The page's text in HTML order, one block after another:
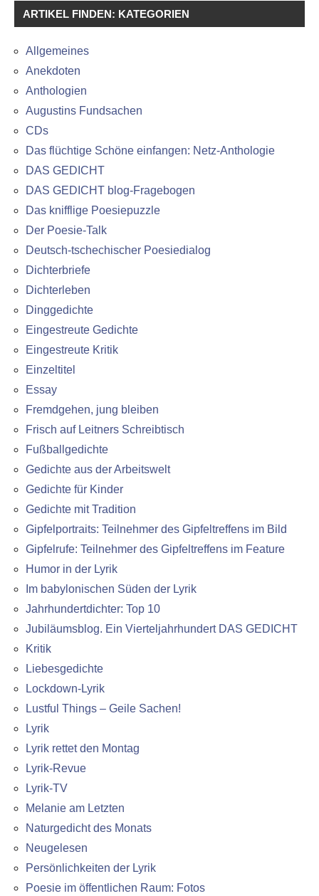
ARTIKEL FINDEN: KATEGORIEN
Allgemeines
Anekdoten
Anthologien
Augustins Fundsachen
CDs
Das flüchtige Schöne einfangen: Netz-Anthologie
DAS GEDICHT
DAS GEDICHT blog-Fragebogen
Das knifflige Poesiepuzzle
Der Poesie-Talk
Deutsch-tschechischer Poesiedialog
Dichterbriefe
Dichterleben
Dinggedichte
Eingestreute Gedichte
Eingestreute Kritik
Einzeltitel
Essay
Fremdgehen, jung bleiben
Frisch auf Leitners Schreibtisch
Fußballgedichte
Gedichte aus der Arbeitswelt
Gedichte für Kinder
Gedichte mit Tradition
Gipfelportraits: Teilnehmer des Gipfeltreffens im Bild
Gipfelrufe: Teilnehmer des Gipfeltreffens im Feature
Humor in der Lyrik
Im babylonischen Süden der Lyrik
Jahrhundertdichter: Top 10
Jubiläumsblog. Ein Vierteljahrhundert DAS GEDICHT
Kritik
Liebesgedichte
Lockdown-Lyrik
Lustful Things – Geile Sachen!
Lyrik
Lyrik rettet den Montag
Lyrik-Revue
Lyrik-TV
Melanie am Letzten
Naturgedicht des Monats
Neugelesen
Persönlichkeiten der Lyrik
Poesie im öffentlichen Raum: Fotos